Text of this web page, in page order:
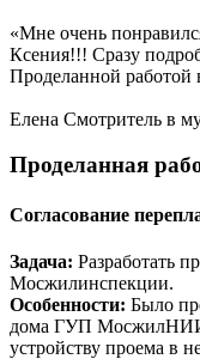
«Мне очень
Ксения!!! Сразу
Проделанной работой
Елена Смотритель в
Проделанная
Согласование
Задача: Разработать
Мосжилинспекции.
Особенности: Было
дома ГУП
устройству проема в